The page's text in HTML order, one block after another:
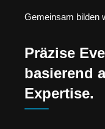
Gemeinsam bilden
Präzise
basierend
Expertise.